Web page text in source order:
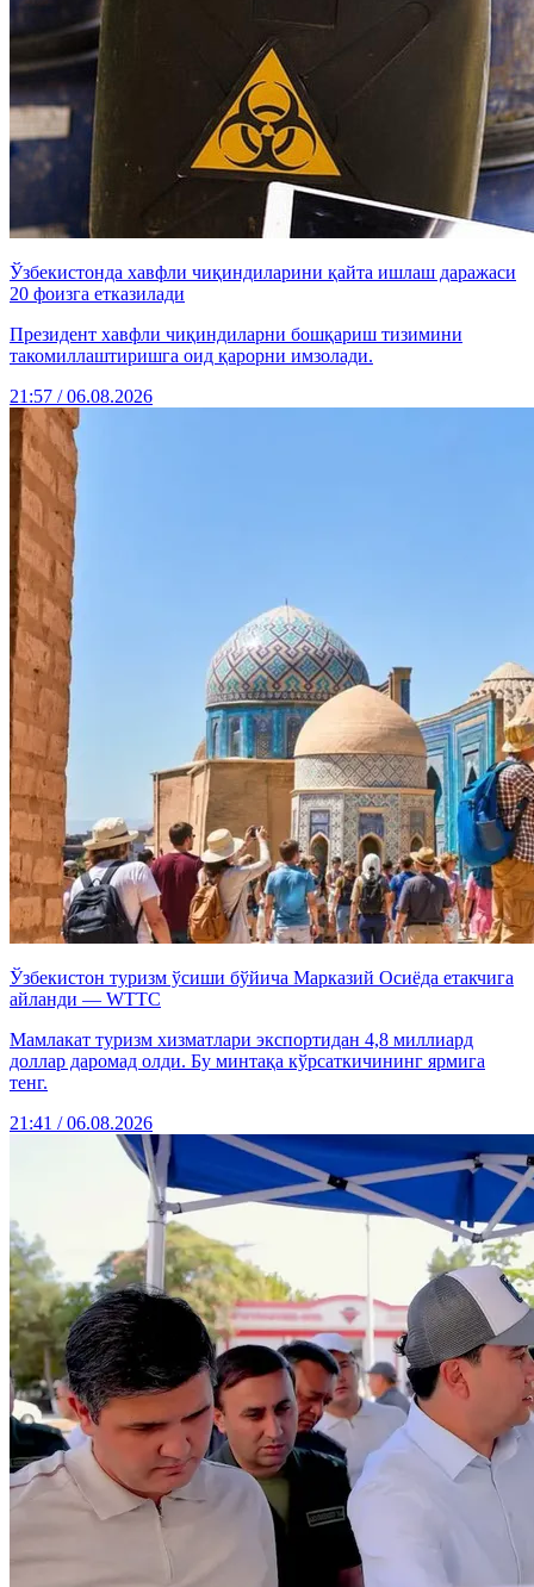
Ўзбекистонда хавфли чиқиндиларини қайта ишлаш даражаси
20 фоизга етказилади
Президент хавфли чиқиндиларни бошқариш тизимини
такомиллаштиришга оид қарорни имзолади.
21:57 / 06.08.2026
Ўзбекистон туризм ўсиши бўйича Марказий Осиёда етакчига
айланди — WTTC
Мамлакат туризм хизматлари экспортидан 4,8 миллиард
доллар даромад олди. Бу минтақа кўрсаткичининг ярмига
тенг.
21:41 / 06.08.2026